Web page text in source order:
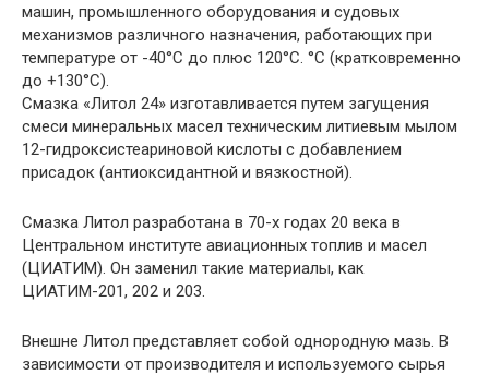
машин, промышленного оборудования и судовых
механизмов различного назначения, работающих при
температуре от -40°С до плюс 120°С. °С (кратковременно
до +130°С).
Смазка «Литол 24» изготавливается путем загущения
смеси минеральных масел техническим литиевым мылом
12-гидроксистеариновой кислоты с добавлением
присадок (антиоксидантной и вязкостной).
Смазка Литол разработана в 70-х годах 20 века в
Центральном институте авиационных топлив и масел
(ЦИАТИМ). Он заменил такие материалы, как
ЦИАТИМ-201, 202 и 203.
Внешне Литол представляет собой однородную мазь. В
зависимости от производителя и используемого сырья